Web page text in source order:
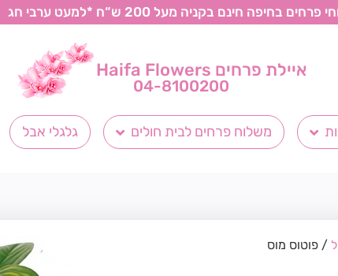
בחיפה חינם בקניה מעל 200 ש“ח *למעט ערבי חג
איילת פרחים Haifa Flowers
04-8100200
משלוח פרחים לבית חולים גלגלי אבל
/ פוטוס מוס